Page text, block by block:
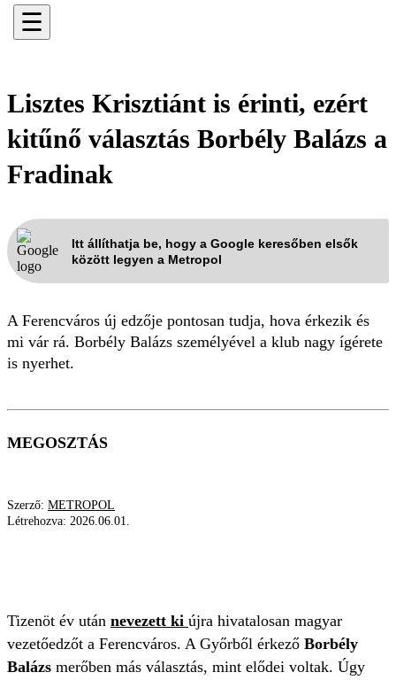
☰
Lisztes Krisztiánt is érinti, ezért
kitűnő választás Borbély Balázs a
Fradinak
Itt állíthatja be, hogy a Google keresőben elsők
között legyen a Metropol
A Ferencváros új edzője pontosan tudja, hova érkezik és
mi vár rá. Borbély Balázs személyével a klub nagy ígérete
is nyerhet.
MEGOSZTÁS
Szerző: METROPOL
Létrehozva: 2026.06.01.
Tizenöt év után nevezett ki újra hivatalosan magyar
vezetőedzőt a Ferencváros. A Győrből érkező Borbély
Balázs merőben más választás, mint elődei voltak. Úgy